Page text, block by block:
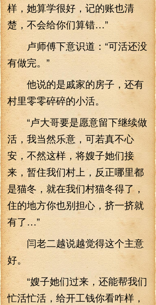
样，她算学很好，记的账也清
楚，不会给你们算错…”
卢师傅下意识道：“可活还没
有做完。”
他说的是戚家的房子，还有
村里零零碎碎的小活。
“卢大哥要是愿意留下继续做
活，我当然乐意，可若真不心
安，不然这样，将嫂子她们接
来，暂住我们村上，反正哪里都
是猫冬，就在我们村猫冬得了，
住的地方你也别担心，挤一挤就
有了…”
闫老二越说越觉得这个主意
好。
“嫂子她们过来，还能帮我们
忙活忙活，给开工钱你看咋样，